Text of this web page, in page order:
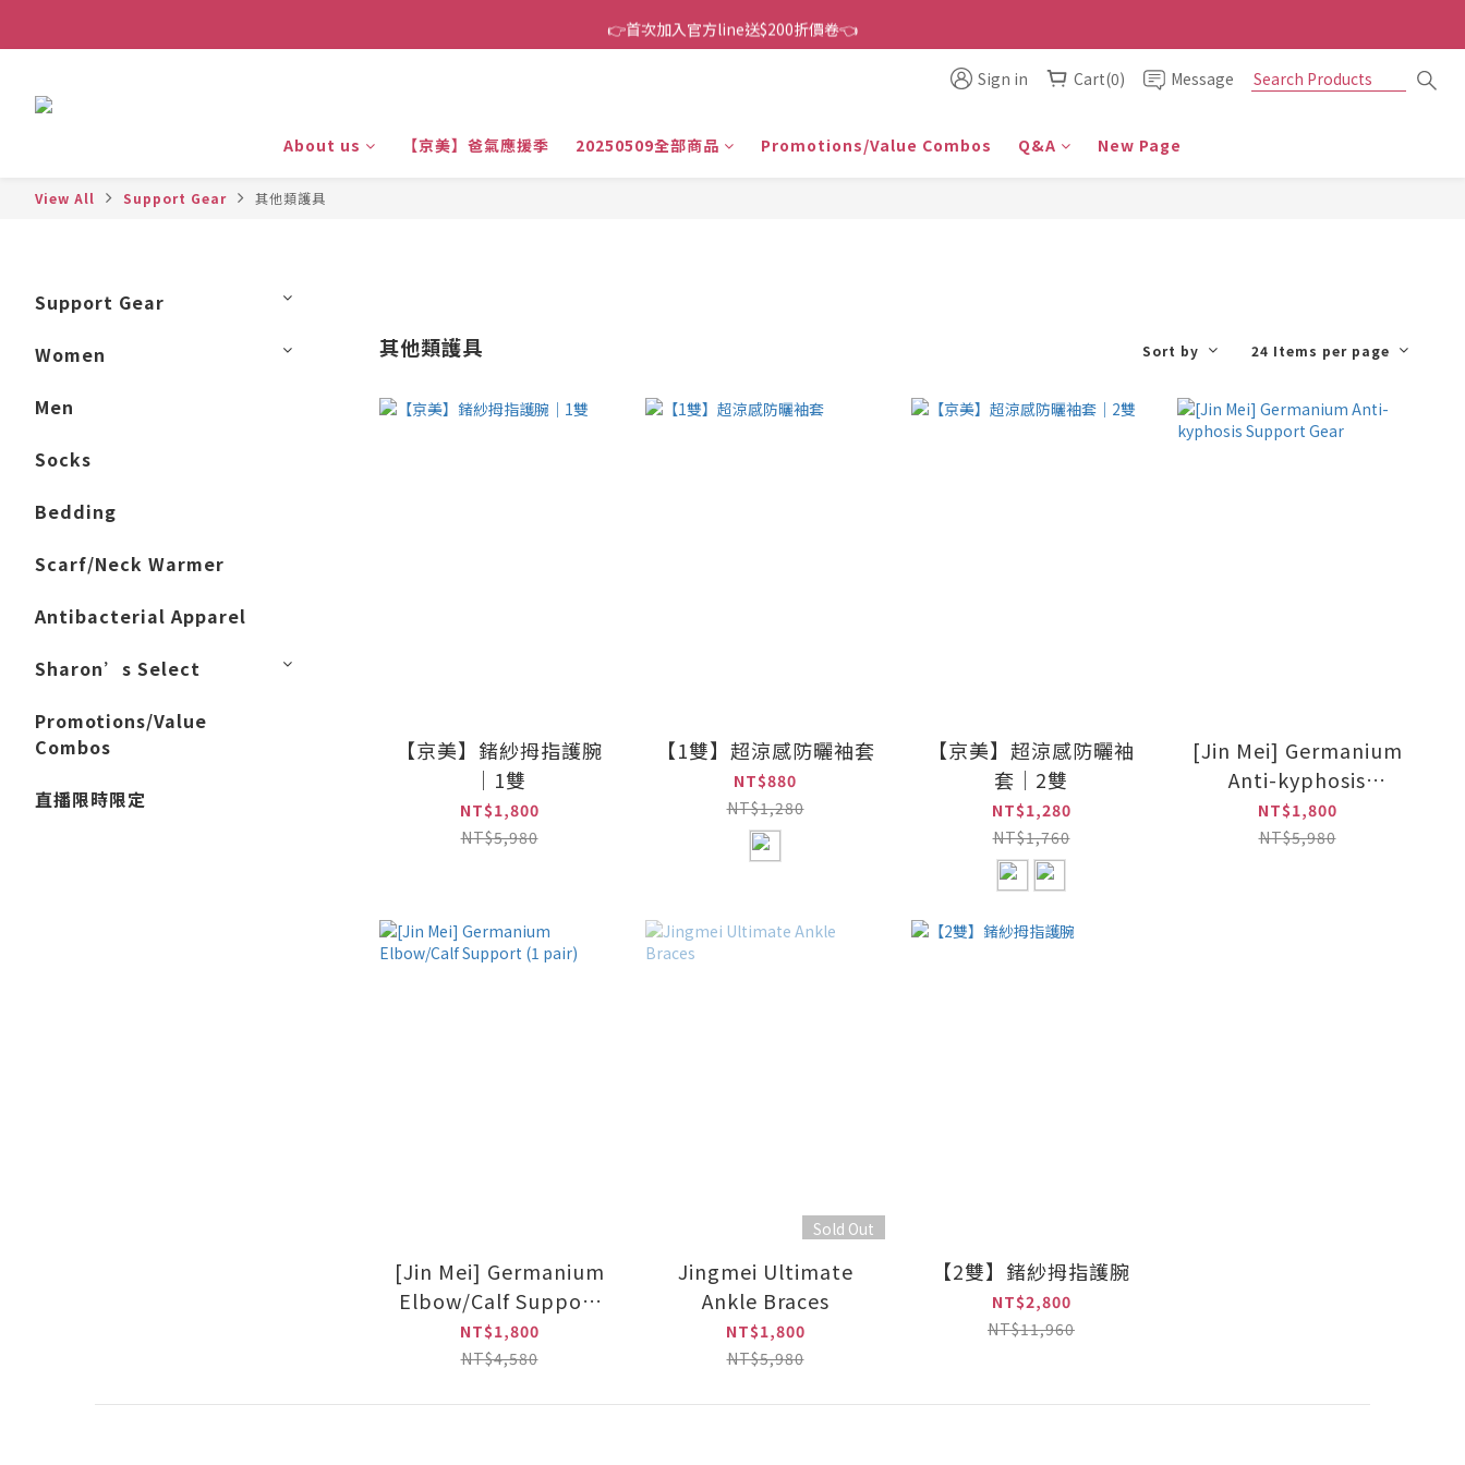
👉首次加入官方line送$200折價卷👈
👉首次加入官方line送$200折價卷👈
Sign in Cart(0) Message
About us 【京美】爸氣應援季 20250509全部商品 Promotions/Value Combos Q&A New Page
View All Support Gear 其他類護具
Support Gear
Women
Men
Socks
Bedding
Scarf/Neck Warmer
Antibacterial Apparel
Sharon’s Select
Promotions/Value
Combos
直播限時限定
其他類護具 Sort by 24 Items per page
【京美】鍺紗拇指護腕
｜1雙
NT$1,800
NT$5,980
【1雙】超涼感防曬袖套
NT$880
NT$1,280
【京美】超涼感防曬袖
套｜2雙
NT$1,280
NT$1,760
[Jin Mei] Germanium
Anti-kyphosis
Support Gear
NT$1,800
NT$5,980
[Jin Mei] Germanium
Elbow/Calf Support
(1 pair)
NT$1,800
NT$4,580
Sold Out
Jingmei Ultimate
Ankle Braces
NT$1,800
NT$5,980
【2雙】鍺紗拇指護腕
NT$2,800
NT$11,960